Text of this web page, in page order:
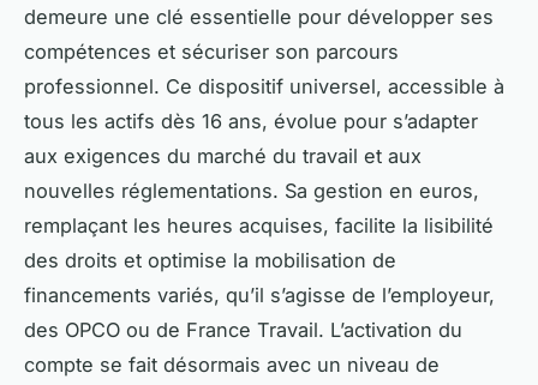
demeure une clé essentielle pour développer ses
compétences et sécuriser son parcours
professionnel. Ce dispositif universel, accessible à
tous les actifs dès 16 ans, évolue pour s’adapter
aux exigences du marché du travail et aux
nouvelles réglementations. Sa gestion en euros,
remplaçant les heures acquises, facilite la lisibilité
des droits et optimise la mobilisation de
financements variés, qu’il s’agisse de l’employeur,
des OPCO ou de France Travail. L’activation du
compte se fait désormais avec un niveau de